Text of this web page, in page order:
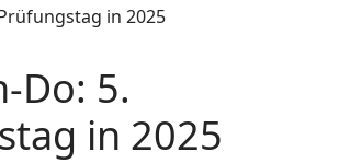
Do: 5.
in 2025